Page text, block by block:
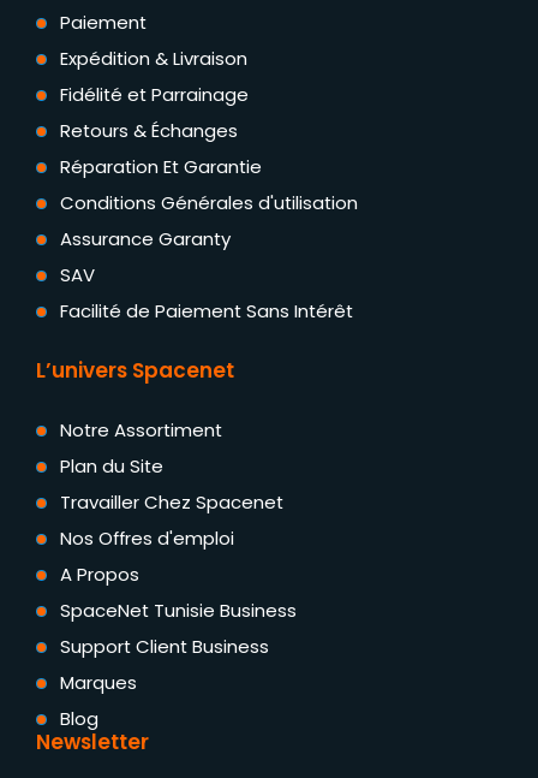
Paiement
Expédition & Livraison
Fidélité et Parrainage
Retours & Échanges
Réparation Et Garantie
Conditions Générales d'utilisation
Assurance Garanty
SAV
Facilité de Paiement Sans Intérêt
L’univers Spacenet
Notre Assortiment
Plan du Site
Travailler Chez Spacenet
Nos Offres d'emploi
A Propos
SpaceNet Tunisie Business
Support Client Business
Marques
Blog
Newsletter